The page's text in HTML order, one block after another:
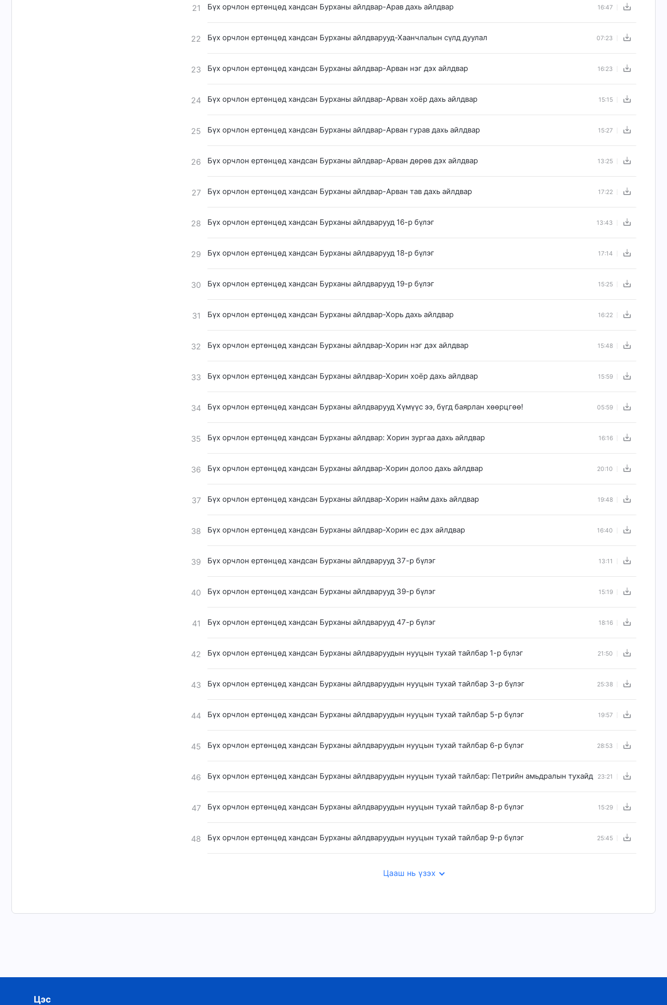
21 Бүх орчлон ертөнцөд хандсан Бурханы айлдвар-Арав дахь айлдвар 16:47
22 Бүх орчлон ертөнцөд хандсан Бурханы айлдварууд-Хаанчлалын сүлд дуулал 07:23
23 Бүх орчлон ертөнцөд хандсан Бурханы айлдвар-Арван нэг дэх айлдвар 16:23
24 Бүх орчлон ертөнцөд хандсан Бурханы айлдвар-Арван хоёр дахь айлдвар 15:15
25 Бүх орчлон ертөнцөд хандсан Бурханы айлдвар-Арван гурав дахь айлдвар 15:27
26 Бүх орчлон ертөнцөд хандсан Бурханы айлдвар-Арван дөрөв дэх айлдвар 13:25
27 Бүх орчлон ертөнцөд хандсан Бурханы айлдвар-Арван тав дахь айлдвар 17:22
28 Бүх орчлон ертөнцөд хандсан Бурханы айлдварууд 16-р бүлэг 13:43
29 Бүх орчлон ертөнцөд хандсан Бурханы айлдварууд 18-р бүлэг 17:14
30 Бүх орчлон ертөнцөд хандсан Бурханы айлдварууд 19-р бүлэг 15:25
31 Бүх орчлон ертөнцөд хандсан Бурханы айлдвар-Хорь дахь айлдвар 16:22
32 Бүх орчлон ертөнцөд хандсан Бурханы айлдвар-Хорин нэг дэх айлдвар 15:48
33 Бүх орчлон ертөнцөд хандсан Бурханы айлдвар-Хорин хоёр дахь айлдвар 15:59
34 Бүх орчлон ертөнцөд хандсан Бурханы айлдварууд Хүмүүс ээ, бүгд баярлан хөөрцгөө! 05:59
35 Бүх орчлон ертөнцөд хандсан Бурханы айлдвар: Хорин зургаа дахь айлдвар 16:16
36 Бүх орчлон ертөнцөд хандсан Бурханы айлдвар-Хорин долоо дахь айлдвар 20:10
37 Бүх орчлон ертөнцөд хандсан Бурханы айлдвар-Хорин найм дахь айлдвар 19:48
38 Бүх орчлон ертөнцөд хандсан Бурханы айлдвар-Хорин ес дэх айлдвар 16:40
39 Бүх орчлон ертөнцөд хандсан Бурханы айлдварууд 37-р бүлэг 13:11
40 Бүх орчлон ертөнцөд хандсан Бурханы айлдварууд 39-р бүлэг 15:19
41 Бүх орчлон ертөнцөд хандсан Бурханы айлдварууд 47-р бүлэг 18:16
42 Бүх орчлон ертөнцөд хандсан Бурханы айлдваруудын нууцын тухай тайлбар 1-р бүлэг 21:50
43 Бүх орчлон ертөнцөд хандсан Бурханы айлдваруудын нууцын тухай тайлбар 3-р бүлэг 25:38
44 Бүх орчлон ертөнцөд хандсан Бурханы айлдваруудын нууцын тухай тайлбар 5-р бүлэг 19:57
45 Бүх орчлон ертөнцөд хандсан Бурханы айлдваруудын нууцын тухай тайлбар 6-р бүлэг 28:53
46 Бүх орчлон ертөнцөд хандсан Бурханы айлдваруудын нууцын тухай тайлбар: Петрийн амьдралын тухайд 23:21
47 Бүх орчлон ертөнцөд хандсан Бурханы айлдваруудын нууцын тухай тайлбар 8-р бүлэг 15:29
48 Бүх орчлон ертөнцөд хандсан Бурханы айлдваруудын нууцын тухай тайлбар 9-р бүлэг 25:45
Цааш нь үзэх
Цэс